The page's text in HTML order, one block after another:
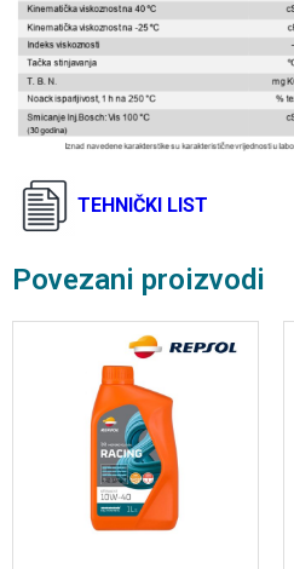
TEHNIČKI LIST
Povezani proizvodi